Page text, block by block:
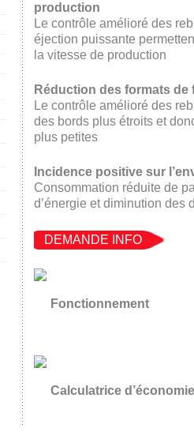
production
Le contrôle amélioré des
éjection puissante
la vitesse de production
Réduction des formats de
Le contrôle amélioré des
des bords plus étroits et
plus petites
Incidence positive sur
Consommation réduite de
d’énergie et diminution des
DEMANDE INFO
Fonctionnement
Calculatrice